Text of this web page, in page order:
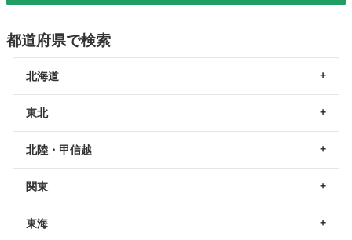
都道府県で検索
北海道
東北
北陸・甲信越
関東
東海